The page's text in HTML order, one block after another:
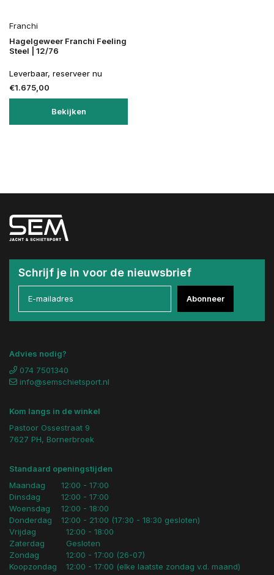
Franchi
Hagelgeweer Franchi Feeling
Steel | 12/76
Leverbaar, reserveer nu
€1.675,00
Bekijken
Schrijf je in voor de nieuwsbrief
Abonneer
Advies nodig?
074 7501340
info@semschietsport.nl
Kom langs in de winkel
Pastoor Ossestraat 9
7627 PH, Bornerbroek
Standaard openingstijden
Maandag
Dinsdag
Woensdag
Donderdag
12:00 - 17:00
12:00 - 17:00
12:00 - 18:00
12:00 - 21:00 (17:30 - 18:30 gesloten)
Vrijdag
Zaterdag
Zondag
Koopzondag
12:00 - 18:00
Gesloten
12:00 - 17:00 (26-07)
12:00 - 17:00 (elke laatste zondag v.d. maand)